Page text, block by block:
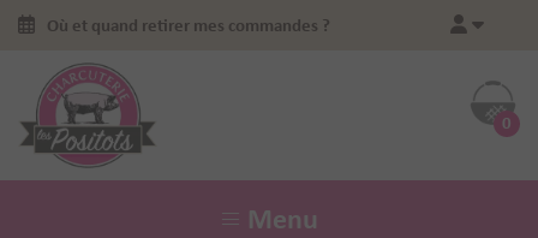
Où et quand retirer mes commandes ?
0
Menu